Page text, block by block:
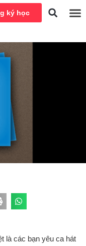
ký học
là các bạn yêu ca hát